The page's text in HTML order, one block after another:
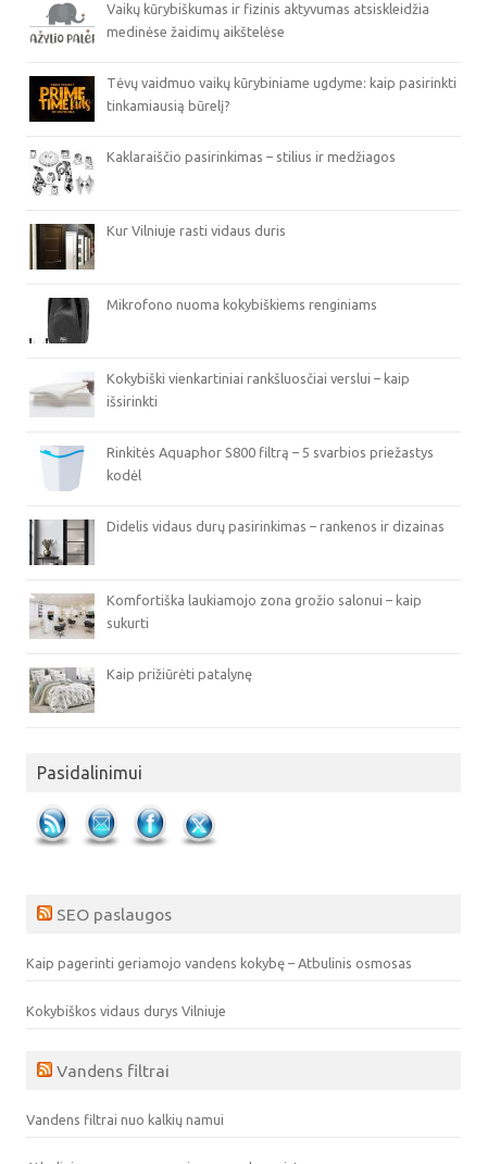
Vaikų kūrybiškumas ir fizinis aktyvumas atsiskleidžia
medinėse žaidimų aikštelėse
Tėvų vaidmuo vaikų kūrybiniame ugdyme: kaip pasirinkti
tinkamiausią būrelį?
Kaklaraiščio pasirinkimas – stilius ir medžiagos
Kur Vilniuje rasti vidaus duris
Mikrofono nuoma kokybiškiems renginiams
Kokybiški vienkartiniai rankšluosčiai verslui – kaip
išsirinkti
Rinkitės Aquaphor S800 filtrą – 5 svarbios priežastys
kodėl
Didelis vidaus durų pasirinkimas – rankenos ir dizainas
Komfortiška laukiamojo zona grožio salonui – kaip
sukurti
Kaip prižiūrėti patalynę
Pasidalinimui
SEO paslaugos
Kaip pagerinti geriamojo vandens kokybę – Atbulinis osmosas
Kokybiškos vidaus durys Vilniuje
Vandens filtrai
Vandens filtrai nuo kalkių namui